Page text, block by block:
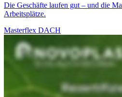
Die Geschäfte laufen gut – und die
Arbeitsplätze.
Masterflex DACH